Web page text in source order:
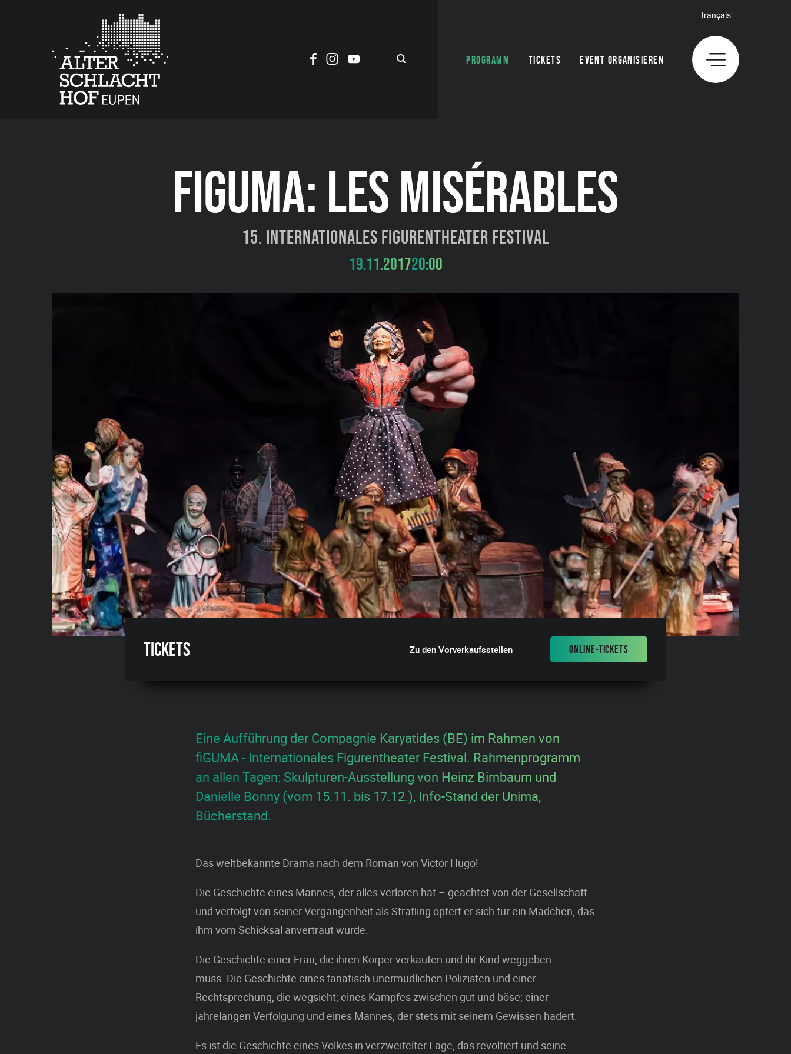
PROGRAMM TICKETS EVENT ORGANISIEREN
français
FIGUMA: LES MISÉRABLES
15. Internationales Figurentheater Festival
19.11.201720:00
Tickets Zu den Vorverkaufsstellen ONLINE-TICKETS
Eine Aufführung der Compagnie Karyatides (BE) im Rahmen von
fiGUMA - Internationales Figurentheater Festival. Rahmenprogramm
an allen Tagen: Skulpturen-Ausstellung von Heinz Birnbaum und
Danielle Bonny (vom 15.11. bis 17.12.), Info-Stand der Unima,
Bücherstand.
Das weltbekannte Drama nach dem Roman von Victor Hugo!
Die Geschichte eines Mannes, der alles verloren hat – geächtet von der Gesellschaft
und verfolgt von seiner Vergangenheit als Sträfling opfert er sich für ein Mädchen, das
ihm vom Schicksal anvertraut wurde.
Die Geschichte einer Frau, die ihren Körper verkaufen und ihr Kind weggeben
muss. Die Geschichte eines fanatisch unermüdlichen Polizisten und einer
Rechtsprechung, die wegsieht; eines Kampfes zwischen gut und böse; einer
jahrelangen Verfolgung und eines Mannes, der stets mit seinem Gewissen hadert.
Es ist die Geschichte eines Volkes in verzweifelter Lage, das revoltiert und seine